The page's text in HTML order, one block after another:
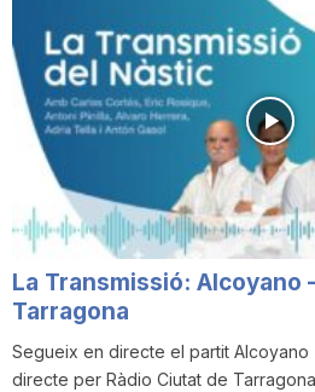
La Transmissió: Alcoyano
Tarragona
Segueix en directe el partit Alcoyano
directe per Ràdio Ciutat de